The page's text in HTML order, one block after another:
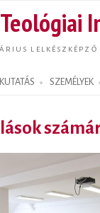
LELKÉSZKÉPZŐ
KUTATÁS SZEMÉLYEK